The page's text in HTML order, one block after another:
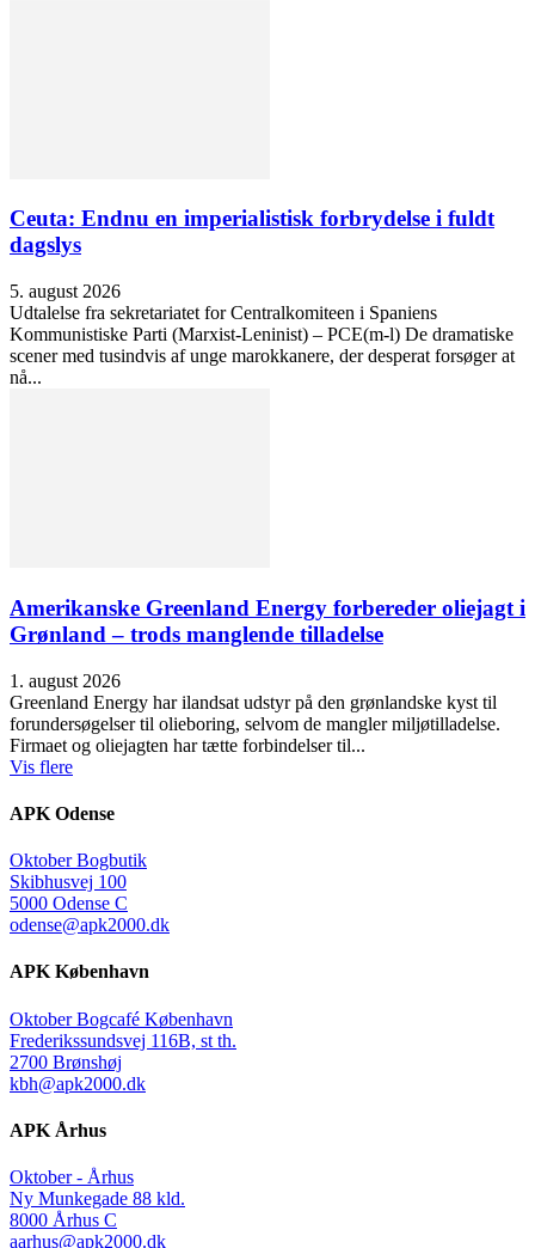
Ceuta: Endnu en imperialistisk forbrydelse i fuldt
dagslys
5. august 2026
Udtalelse fra sekretariatet for Centralkomiteen i Spaniens
Kommunistiske Parti (Marxist-Leninist) – PCE(m-l) De dramatiske
scener med tusindvis af unge marokkanere, der desperat forsøger at
nå...
Amerikanske Greenland Energy forbereder oliejagt i
Grønland – trods manglende tilladelse
1. august 2026
Greenland Energy har ilandsat udstyr på den grønlandske kyst til
forundersøgelser til olieboring, selvom de mangler miljøtilladelse.
Firmaet og oliejagten har tætte forbindelser til...
Vis flere
APK Odense
Oktober Bogbutik
Skibhusvej 100
5000 Odense C
odense@apk2000.dk
APK København
Oktober Bogcafé København
Frederikssundsvej 116B, st th.
2700 Brønshøj
kbh@apk2000.dk
APK Århus
Oktober - Århus
Ny Munkegade 88 kld.
8000 Århus C
aarhus@apk2000.dk